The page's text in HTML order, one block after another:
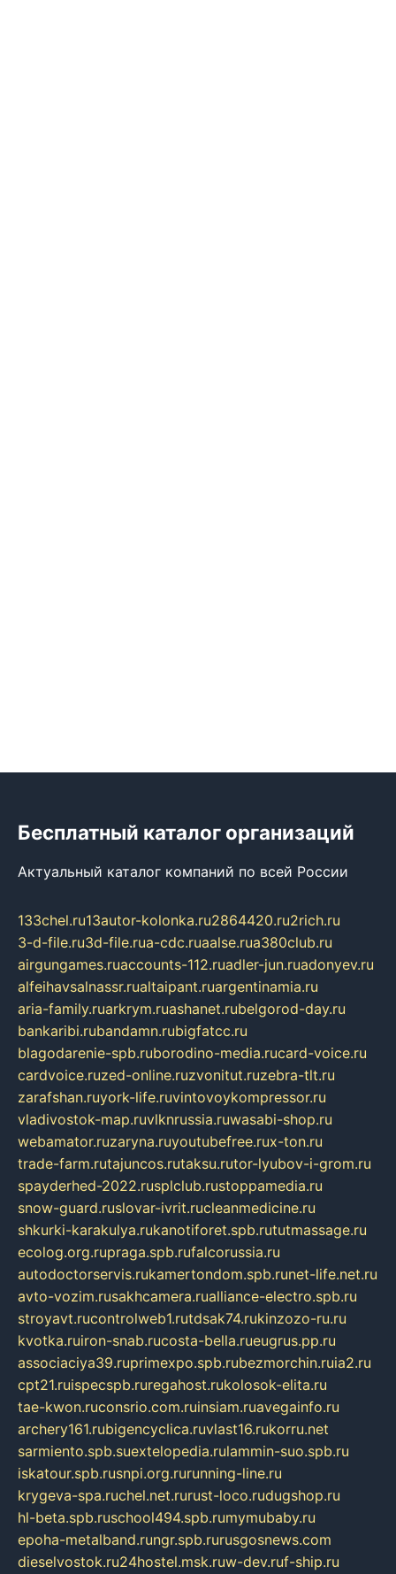
Бесплатный каталог организаций
Актуальный каталог компаний по всей России
133chel.ru13autor-kolonka.ru2864420.ru2rich.ru
3-d-file.ru3d-file.rua-cdc.ruaalse.rua380club.ru
airgungames.ruaccounts-112.ruadler-jun.ruadonyev.ru
alfeihavsalnassr.rualtaipant.ruargentinamia.ru
aria-family.ruarkrym.ruashanet.rubelgorod-day.ru
bankaribi.rubandamn.rubigfatcc.ru
blagodarenie-spb.ruborodino-media.rucard-voice.ru
cardvoice.ruzed-online.ruzvonitut.ruzebra-tlt.ru
zarafshan.ruyork-life.ruvintovoykompressor.ru
vladivostok-map.ruvlknrussia.ruwasabi-shop.ru
webamator.ruzaryna.ruyoutubefree.rux-ton.ru
trade-farm.rutajuncos.rutaksu.rutor-lyubov-i-grom.ru
spayderhed-2022.rusplclub.rustoppamedia.ru
snow-guard.ruslovar-ivrit.rucleanmedicine.ru
shkurki-karakulya.rukanotiforet.spb.rututmassage.ru
ecolog.org.rupraga.spb.rufalcorussia.ru
autodoctorservis.rukamertondom.spb.runet-life.net.ru
avto-vozim.rusakhcamera.rualliance-electro.spb.ru
stroyavt.rucontrolweb1.rutdsak74.rukinzozo-ru.ru
kvotka.ruiron-snab.rucosta-bella.rueugrus.pp.ru
associaciya39.ruprimexpo.spb.rubezmorchin.ruia2.ru
cpt21.ruispecspb.ruregahost.rukolosok-elita.ru
tae-kwon.ruconsrio.com.ruinsiam.ruavegainfo.ru
archery161.rubigencyclica.ruvlast16.rukorru.net
sarmiento.spb.suextelopedia.rulammin-suo.spb.ru
iskatour.spb.rusnpi.org.rurunning-line.ru
krygeva-spa.ruchel.net.rurust-loco.rudugshop.ru
hl-beta.spb.ruschool494.spb.rumymubaby.ru
epoha-metalband.rungr.spb.rurusgosnews.com
dieselvostok.ru24hostel.msk.ruw-dev.ruf-ship.ru